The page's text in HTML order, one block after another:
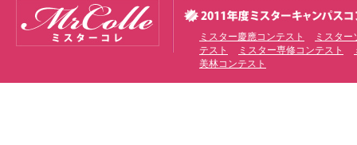
ミスター慶應コンテスト
ミスタ
テスト
ミスター専修コンテスト
美林コンテスト